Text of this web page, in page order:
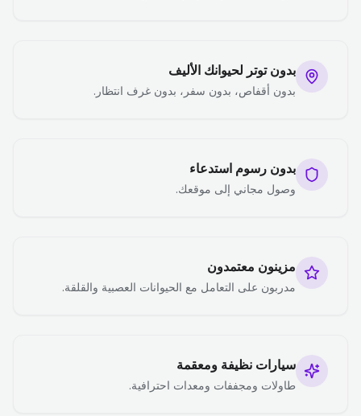
بدون توتر لحيوانك الأليف
بدون أقفاص، بدون سفر، بدون غرف انتظار.
بدون رسوم استدعاء
وصول مجاني إلى موقعك.
مزينون معتمدون
مدربون على التعامل مع الحيوانات العصبية والقلقة.
سيارات نظيفة ومعقمة
طاولات ومجففات ومعدات احترافية.